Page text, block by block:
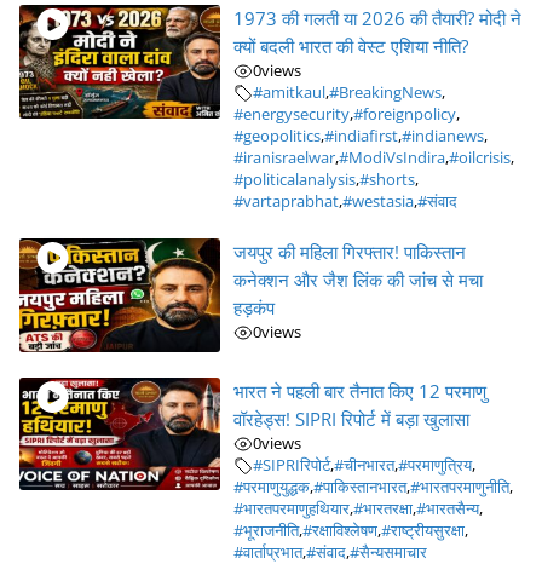
1973 की गलती या 2026 की तैयारी? मोदी ने
क्यों बदली भारत की वेस्ट एशिया नीति?
0views
#amitkaul,#BreakingNews,
#energysecurity,#foreignpolicy,
#geopolitics,#indiafirst,#indianews,
#iranisraelwar,#ModiVsIndira,#oilcrisis,
#politicalanalysis,#shorts,
#vartaprabhat,#westasia,#संवाद
जयपुर की महिला गिरफ्तार! पाकिस्तान
कनेक्शन और जैश लिंक की जांच से मचा
हड़कंप
0views
भारत ने पहली बार तैनात किए 12 परमाणु
वॉरहेड्स! SIPRI रिपोर्ट में बड़ा खुलासा
0views
#SIPRIरिपोर्ट,#चीनभारत,#परमाणुत्रिय,
#परमाणुयुद्धक,#पाकिस्तानभारत,#भारतपरमाणुनीति,
#भारतपरमाणुहथियार,#भारतरक्षा,#भारतसैन्य,
#भूराजनीति,#रक्षाविश्लेषण,#राष्ट्रीयसुरक्षा,
#वार्ताप्रभात,#संवाद,#सैन्यसमाचार